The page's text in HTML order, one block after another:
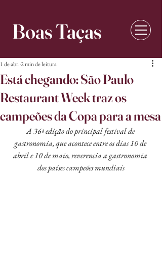
Boas Taças
Está chegando: São Paulo
Restaurant Week traz os
campeões da Copa para a mesa
1 de abr.2 min de leitura
A 36ª edição do principal festival de
gastronomia, que acontece entre os dias 10 de
abril e 10 de maio, reverencia a gastronomia
dos países campeões mundiais